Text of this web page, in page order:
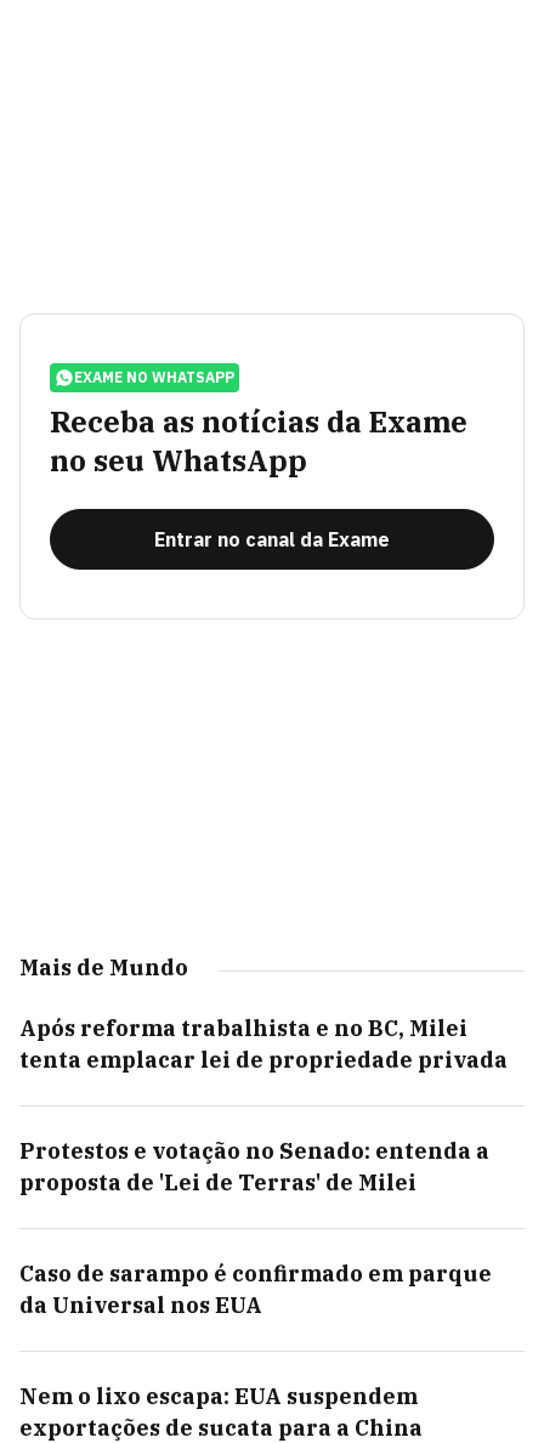
EXAME NO WHATSAPP
Receba as notícias da Exame
no seu WhatsApp
Entrar no canal da Exame
Mais de Mundo
Após reforma trabalhista e no BC, Milei
tenta emplacar lei de propriedade privada
Protestos e votação no Senado: entenda a
proposta de 'Lei de Terras' de Milei
Caso de sarampo é confirmado em parque
da Universal nos EUA
Nem o lixo escapa: EUA suspendem
exportações de sucata para a China